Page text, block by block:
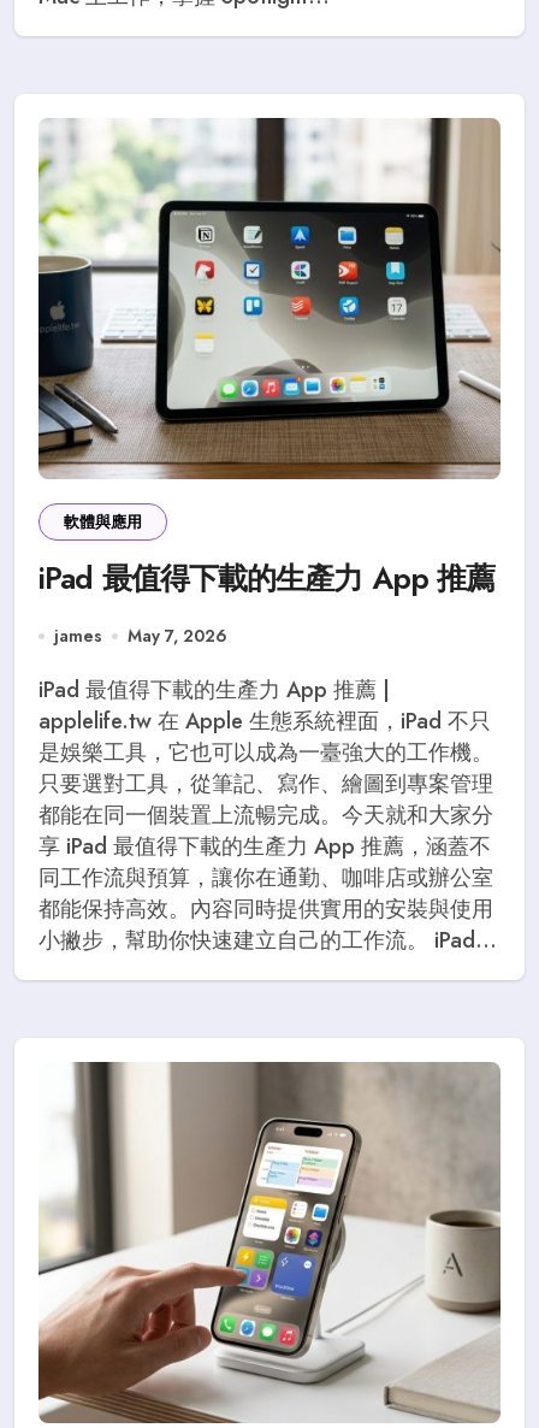
軟體與應用
iPad 最值得下載的生產力 App 推薦
james May 7, 2026
iPad 最值得下載的生產力 App 推薦 |
applelife.tw 在 Apple 生態系統裡面，iPad 不只
是娛樂工具，它也可以成為一臺強大的工作機。
只要選對工具，從筆記、寫作、繪圖到專案管理
都能在同一個裝置上流暢完成。今天就和大家分
享 iPad 最值得下載的生產力 App 推薦，涵蓋不
同工作流與預算，讓你在通勤、咖啡店或辦公室
都能保持高效。內容同時提供實用的安裝與使用
小撇步，幫助你快速建立自己的工作流。 iPad...